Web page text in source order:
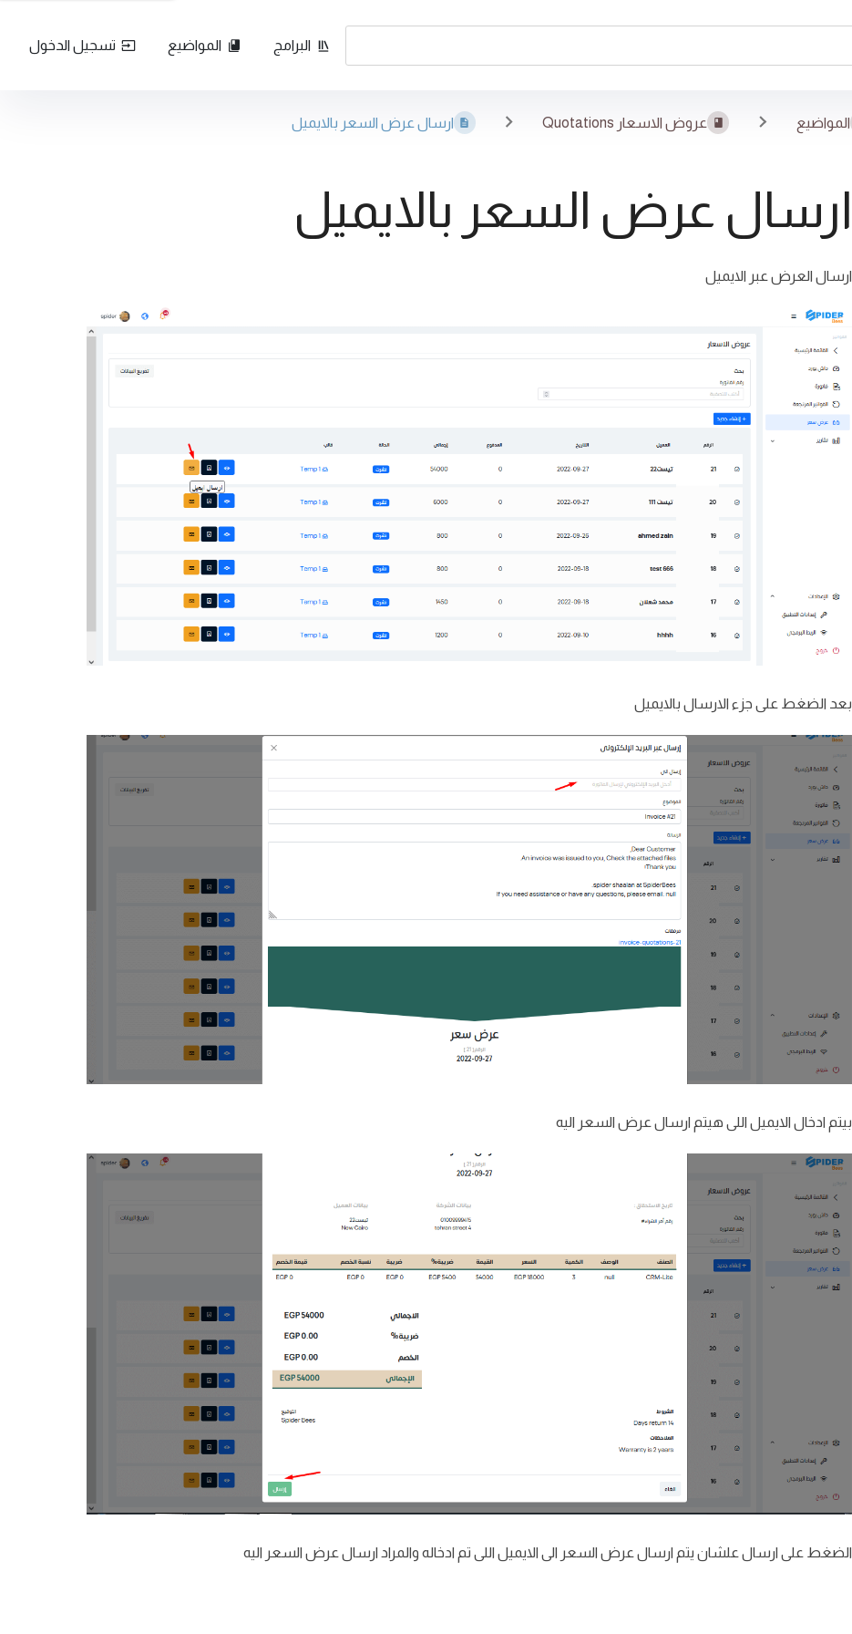
البرامج المواضيع تسجيل الدخول
المواضيع عروض الاسعار Quotations ارسال عرض السعر بالايميل
ارسال عرض السعر بالايميل
ارسال العرض عبر الايميل
بعد الضغط على جزء الارسال بالايميل
بيتم ادخال الايميل اللى هيتم ارسال عرض السعر اليه
الضغط على ارسال علشان يتم ارسال عرض السعر الى الايميل اللى تم ادخاله والمراد ارسال عرض السعر اليه